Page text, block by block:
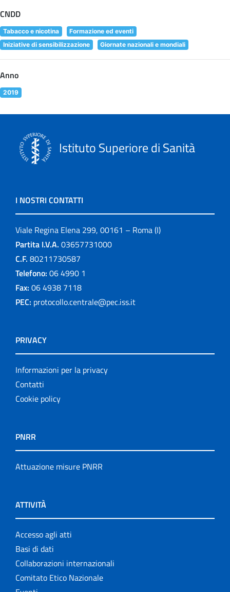
CNDD
Tabacco e nicotina
Formazione ed eventi
Iniziative di sensibilizzazione
Giornate nazionali e mondiali
Anno
2019
Istituto Superiore di Sanità
I NOSTRI CONTATTI
Viale Regina Elena 299, 00161 – Roma (I)
Partita I.V.A. 03657731000
C.F. 80211730587
Telefono: 06 4990 1
Fax: 06 4938 7118
PEC: protocollo.centrale@pec.iss.it
PRIVACY
Informazioni per la privacy
Contatti
Cookie policy
PNRR
Attuazione misure PNRR
ATTIVITÀ
Accesso agli atti
Basi di dati
Collaborazioni internazionali
Comitato Etico Nazionale